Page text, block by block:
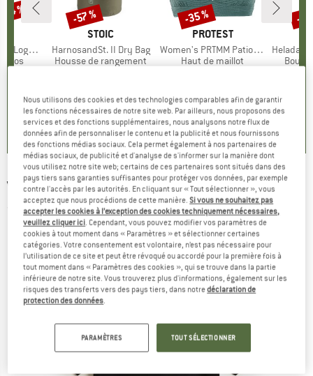
T-Shirt
)
%
MARQUE
STOIC
Article
HarnosandSt. II Dry Bag
Product group
Housse de rangement
5,0(2)
Remise
-57 %
MARQUE
PROTEST
Article
Women's PRTMM Patio Triangle
Product group
Haut de maillot
4,9( 23)
Remise
-35 %
Article
HeladagenSt.
-
VANS -Next Stop S/S - T-shirt
(0)
Nous utilisons des cookies et des technologies comparables afin de garantir
les fonctions nécessaires de notre site web. Par ailleurs, nous proposons des
services et des fonctions supplémentaires, nous analysons notre flux de
données afin de personnaliser le contenu et la publicité et nous fournissons
des fonctions médias sociaux. Cela permet également à nos partenaires de
médias sociaux, de publicité et d'analyse de s'informer sur la manière dont
vous utilisez notre site web; certains de ces partenaires sont situés dans des
pays tiers sans garanties suffisantes pour protéger vos données, par exemple
contre l'accès par les autorités. En cliquant sur « Tout sélectionner », vous
acceptez que nous procédions de cette manière.Si vous ne souhaitez pas
accepter les cookies à l’exception des cookies techniquement nécessaires,
veuillez cliquer ici. Cependant, vous pouvez modifier vos paramètres de
cookies à tout moment dans « Paramètres » et sélectionner certaines
catégories. Votre consentement est volontaire, n’est pas nécessaire pour
l’utilisation de ce site et peut être révoqué ou accordé pour la première fois à
tout moment dans « Paramètres des cookies », qui se trouve dans la partie
inférieure de notre site. Vous trouverez plus d'informations, également sur les
risques des transferts vers des pays tiers, dans notredéclaration de
protection des données.
PARAMÈTRES TOUT SÉLECTIONNER